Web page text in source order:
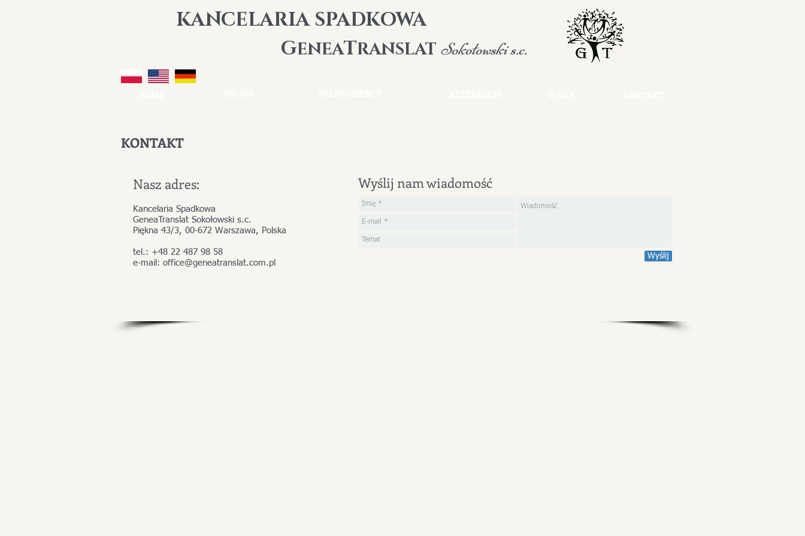
KANCELARIA SPADKOWA
GENEATRANSLAT Sokołowski s.c.
KONTAKT
Nasz adres:
Kancelaria Spadkowa
GeneaTranslat Sokołowski s.c.
Piękna 43/3, 00-672 Warszawa, Polska
tel.: +48 22 487 98 58
e-mail: office@geneatranslat.com.pl
Wyślij nam wiadomość
Wyślij